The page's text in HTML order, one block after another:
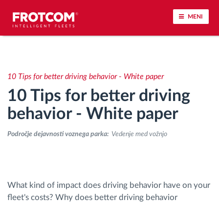
MENI
Analiza vedenja med vožnjo
Spremljanje voznih časov
Upravljanje delovne sile
Nadzor nad dostopom
10 Tips for better driving behavior - White paper
10 Tips for better driving
behavior - White paper
Področje dejavnosti voznega parka: Vedenje med vožnjo
What kind of impact does driving behavior have on your
fleet's costs? Why does better driving behavior